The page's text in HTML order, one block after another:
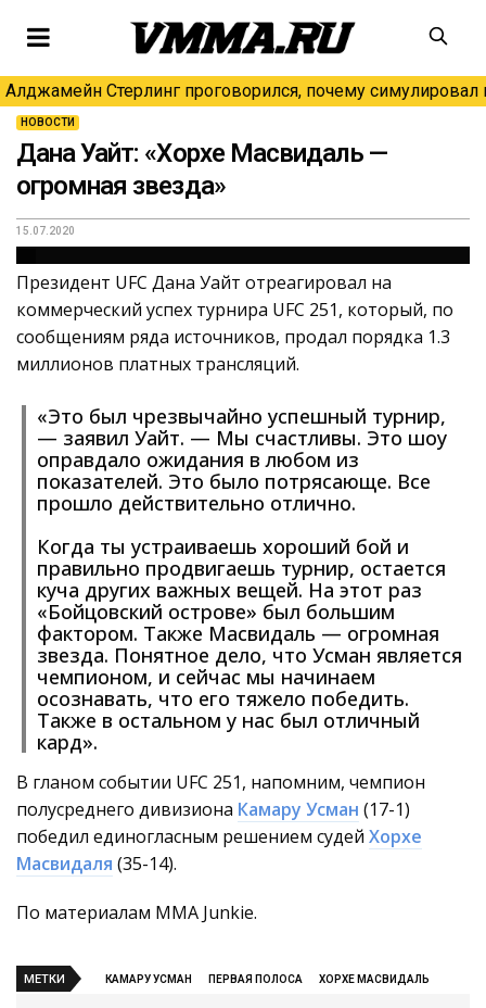
Алджамейн Стерлинг проговорился, почему симулировал
НОВОСТИ
Дана Уайт: «Хорхе Масвидаль —
огромная звезда»
15.07.2020
Президент UFC Дана Уайт отреагировал на
коммерческий успех турнира UFC 251, который, по
сообщениям ряда источников, продал порядка 1.3
миллионов платных трансляций.
«Это был чрезвычайно успешный турнир,
— заявил Уайт. — Мы счастливы. Это шоу
оправдало ожидания в любом из
показателей. Это было потрясающе. Все
прошло действительно отлично.
Когда ты устраиваешь хороший бой и
правильно продвигаешь турнир, остается
куча других важных вещей. На этот раз
«Бойцовский острове» был большим
фактором. Также Масвидаль — огромная
звезда. Понятное дело, что Усман является
чемпионом, и сейчас мы начинаем
осознавать, что его тяжело победить.
Также в остальном у нас был отличный
кард».
В гланом событии UFC 251, напомним, чемпион
полусреднего дивизиона Камару Усман (17-1)
победил единогласным решением судей Хорхе
Масвидаля (35-14).
По материалам MMA Junkie.
МЕТКИ КАМАРУ УСМАН ПЕРВАЯ ПОЛОСА ХОРХЕ МАСВИДАЛЬ